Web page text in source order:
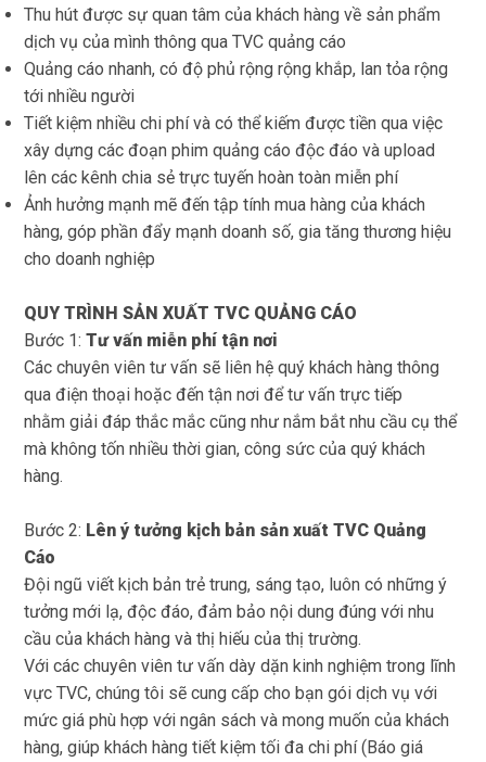
Thu hút được sự quan tâm của khách hàng về sản phẩm
dịch vụ của mình thông qua TVC quảng cáo
Quảng cáo nhanh, có độ phủ rộng rộng khắp, lan tỏa rộng
tới nhiều người
Tiết kiệm nhiều chi phí và có thể kiếm được tiền qua việc
xây dựng các đoạn phim quảng cáo độc đáo và upload
lên các kênh chia sẻ trực tuyến hoàn toàn miễn phí
Ảnh hưởng mạnh mẽ đến tập tính mua hàng của khách
hàng, góp phần đẩy mạnh doanh số, gia tăng thương hiệu
cho doanh nghiệp
QUY TRÌNH SẢN XUẤT TVC QUẢNG CÁO
Bước 1:Tư vấn miễn phí tận nơi
Các chuyên viên tư vấn sẽ liên hệ quý khách hàng thông
qua điện thoại hoặc đến tận nơi để tư vấn trực tiếp
nhằm giải đáp thắc mắc cũng như nắm bắt nhu cầu cụ thể
mà không tốn nhiều thời gian, công sức của quý khách
hàng.
Bước 2: Lên ý tưởng kịch bản sản xuất TVC Quảng
Cáo
Đội ngũ viết kịch bản trẻ trung, sáng tạo, luôn có những ý
tưởng mới lạ, độc đáo, đảm bảo nội dung đúng với nhu
cầu của khách hàng và thị hiếu của thị trường.
Với các chuyên viên tư vấn dày dặn kinh nghiệm trong lĩnh
vực TVC, chúng tôi sẽ cung cấp cho bạn gói dịch vụ với
mức giá phù hợp với ngân sách và mong muốn của khách
hàng, giúp khách hàng tiết kiệm tối đa chi phí (Báo giá